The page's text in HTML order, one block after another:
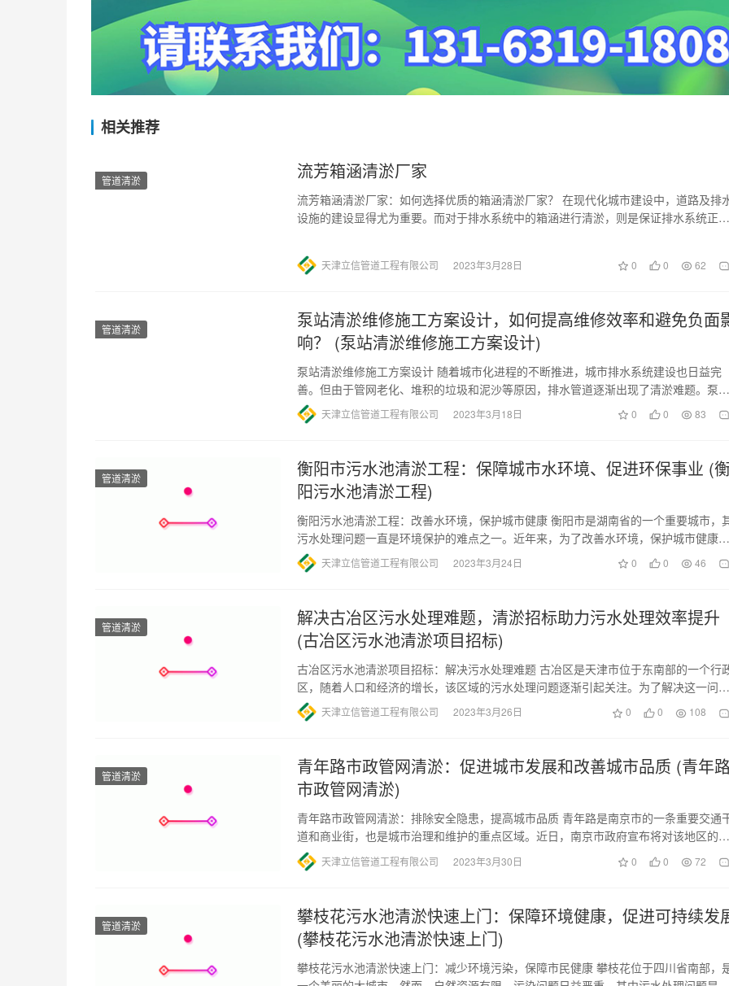
相关推荐
管道清淤 流芳箱涵清淤厂家
流芳箱涵清淤厂家：如何选择优质的箱涵清淤厂家？ 在现代化城市建设中，道路及排
设施的建设显得尤为重要。而对于排水系统中的箱涵进行清淤，则是保证排水系统正常
天津立信管道工程有限公司 2023年3月28日 0 0 62
管道清淤
泵站清淤维修施工方案设计，如何提高维修效率和避免负面
响？ (泵站清淤维修施工方案设计)
泵站清淤维修施工方案设计 随着城市化进程的不断推进，城市排水系统建设也日益完
善。但由于管网老化、堆积的垃圾和泥沙等原因，排水管道逐渐出现了清淤难题。泵站
作为排水系统的核心设施，若不…
天津立信管道工程有限公司 2023年3月18日 0 0 83
管道清淤
衡阳市污水池清淤工程：保障城市水环境、促进环保事业 (
阳污水池清淤工程)
衡阳污水池清淤工程：改善水环境，保护城市健康 衡阳市是湖南省的一个重要城市，
污水处理问题一直是环境保护的难点之一。近年来，为了改善水环境，保护城市健康，
衡阳市政府不断加强了污水处…
天津立信管道工程有限公司 2023年3月24日 0 0 46
管道清淤
解决古冶区污水处理难题，清淤招标助力污水处理效率提升
(古冶区污水池清淤项目招标)
古冶区污水池清淤项目招标：解决污水处理难题 古冶区是天津市位于东南部的一个行
区，随着人口和经济的增长，该区域的污水处理问题逐渐引起关注。为了解决这一问
题，古冶区计划进行污水池清淤…
天津立信管道工程有限公司 2023年3月26日 0 0 108
管道清淤
青年路市政管网清淤：促进城市发展和改善城市品质 (青年
市政管网清淤)
青年路市政管网清淤：排除安全隐患，提高城市品质 青年路是南京市的一条重要交通
道和商业街，也是城市治理和维护的重点区域。近日，南京市政府宣布将对该地区的市
政管网进行清淤工作，以消除…
天津立信管道工程有限公司 2023年3月30日 0 0 72
管道清淤
攀枝花污水池清淤快速上门：保障环境健康，促进可持续发
(攀枝花污水池清淤快速上门)
攀枝花污水池清淤快速上门：减少环境污染，保障市民健康 攀枝花位于四川省南部，